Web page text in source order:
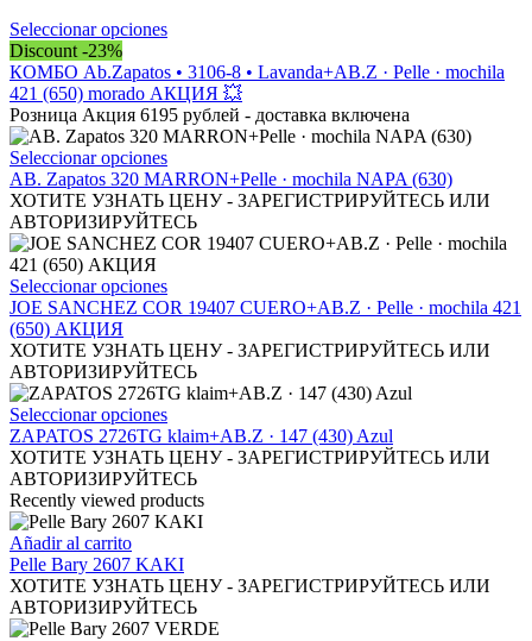
Seleccionar opcionesEste
tiene
múltiples
variantes.
Las
opciones
se
pueden
elegir
en
página
de
Discount -23%
КОМБО Ab.Zapatos • 3106-8 • Lavanda+AB.Z · Pelle · mochila
421 (650) morado АКЦИЯ 💥
Розница Акция 6195 рублей - доставка включена
Seleccionar opcionesEste
producto
tiene
múltiples
variantes.
opciones
se
elegir
en
la
página
de
producto
AB. Zapatos 320 MARRON+Pelle · mochila NAPA (630)
ХОТИТЕ УЗНАТЬ ЦЕНУ - ЗАРЕГИСТРИРУЙТЕСЬ ИЛИ
АВТОРИЗИРУЙТЕСЬ
Seleccionar opcionesEste
producto
múltiples
variantes.
Las
opciones
se
pueden
elegir
en
la
de
producto
JOE SANCHEZ COR 19407 CUERO+AB.Z · Pelle · mochila 421
(650) АКЦИЯ
ХОТИТЕ УЗНАТЬ ЦЕНУ - ЗАРЕГИСТРИРУЙТЕСЬ ИЛИ
АВТОРИЗИРУЙТЕСЬ
Seleccionar opcionesEste
producto
tiene
múltiples
variantes.
Las
se
pueden
elegir
en
ZAPATOS 2726TG klaim+AB.Z · 147 (430) Azul
ХОТИТЕ УЗНАТЬ ЦЕНУ - ЗАРЕГИСТРИРУЙТЕСЬ ИЛИ
АВТОРИЗИРУЙТЕСЬ
Recently viewed products
Añadir al carrito
Pelle Bary 2607 KAKI
ХОТИТЕ УЗНАТЬ ЦЕНУ - ЗАРЕГИСТРИРУЙТЕСЬ ИЛИ
АВТОРИЗИРУЙТЕСЬ